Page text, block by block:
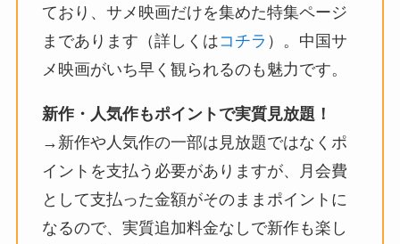
ており、サメ映画だけを集めた特集ページ
まであります（詳しくはコチラ ）。中国サ
メ映画がいち早く観られるのも魅力です。
新作・人気作もポイントで実質見放題！
→新作や人気作の一部は見放題ではなくポ
イントを支払う必要がありますが、月会費
として支払った金額がそのままポイントに
なるので、実質追加料金なしで新作も楽し